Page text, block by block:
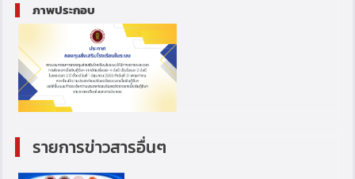
ภาพประกอบ
รายการข่าวสารอื่นๆ